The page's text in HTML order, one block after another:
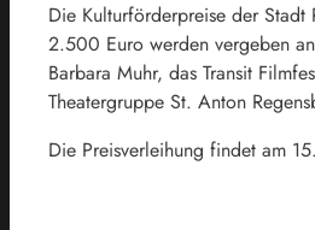
Die Kulturförderpreise der
2.500 Euro werden vergeben
Barbara Muhr, das Transit
Theatergruppe St. Anton
Die Preisverleihung findet am